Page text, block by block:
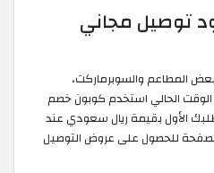
توصيل مجاني
المطاعم والسوبرماركت،
الوقت الحالي استخدم كوبون خصم
الأول بقيمة ريال سعودي عند
الصفحة للحصول على عروض التوصيل